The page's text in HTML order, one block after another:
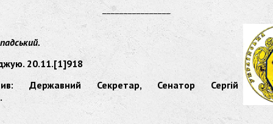
________________
20.11.[1]918
Державний Секретар, Сенатор Сергій